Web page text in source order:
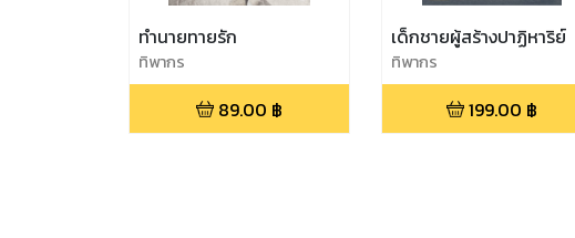
ทำนายทายรัก
ทิพากร
89.00 ฿
เด็กชายผู้สร้างปาฏิหาริย์
ทิพากร
199.00 ฿